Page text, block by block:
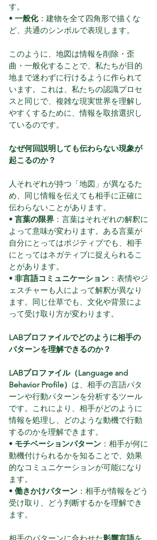
す。
• 一般化：建物を全て四角形で描くな
ど、共通のシンボルで表現します。
このように、地図は情報を削除・歪
曲・一般化することで、私たちが目的
地まで迷わずに行けるように作られて
います。これは、私たちの認識プロセ
スと同じで、複雑な現実世界を理解し
やすくするために、情報を取捨選択し
ているのです。
なぜ何回説明しても伝わらない現象が
起こるのか？
人それぞれが持つ「地図」が異なるた
め、同じ情報を伝えても相手に正確に
伝わらないことがあります。
• 言葉の限界 ：言葉はそれぞれの解釈に
よって意味が変わります。ある言葉が
自分にとってはポジティブでも、相手
にとってはネガティブに捉えられるこ
とがあります。
• 非言語コミュニケーション ：表情やジ
ェスチャーも人によって解釈が異なり
ます。同じ仕草でも、文化や背景によ
って受け取り方が変わります。
LABプロファイルでどのように相手の
パターンを理解できるのか？
LABプロファイル（Language and
Behavior Profile） は、相手の言語パタ
ーンや行動パターンを分析するツール
です。これにより、相手がどのように
情報を処理し、どのような動機で行動
するのかを理解できます。
• モチベーションパターン ：相手が何に
動機付けられるかを知ることで、効果
的なコミュニケーションが可能になり
ます。
• 働きかけパターン ：相手が情報をどう
受け取り、どう判断するかを理解でき
ます。